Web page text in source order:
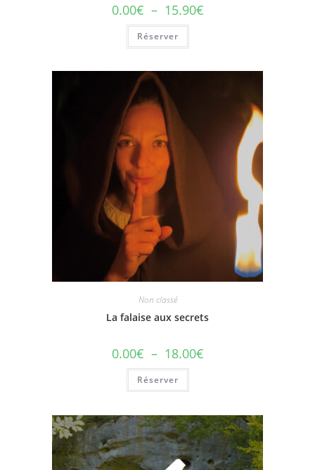
0.00€ – 15.90€
Réserver
Non classé
La falaise aux secrets
0.00€ – 18.00€
Réserver